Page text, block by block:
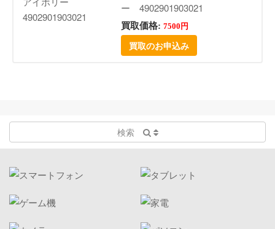
ー 4902901903021
買取価格: 7500円
買取のお申込み
検索